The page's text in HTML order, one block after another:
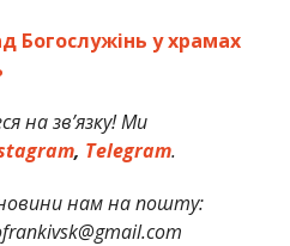
Богослужінь у храмах
на зв’язку! Ми
, Telegram.
нам на пошту: